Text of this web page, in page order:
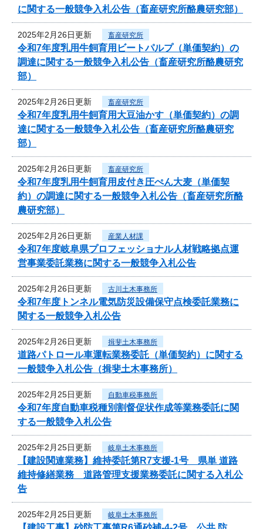
に関する一般競争入札公告（畜産研究所酪農研究部）
2025年2月26日更新 畜産研究所
令和7年度乳用牛飼育用ビートパルプ（単価契約）の
調達に関する一般競争入札公告（畜産研究所酪農研究
部）
2025年2月26日更新 畜産研究所
令和7年度乳用牛飼育用大豆油かす（単価契約）の調
達に関する一般競争入札公告（畜産研究所酪農研究
部）
2025年2月26日更新 畜産研究所
令和7年度乳用牛飼育用皮付き圧ぺん大麦（単価契
約）の調達に関する一般競争入札公告（畜産研究所酪
農研究部）
2025年2月26日更新 産業人材課
令和7年度岐阜県プロフェッショナル人材戦略拠点運
営事業委託業務に関する一般競争入札公告
2025年2月26日更新 古川土木事務所
令和7年度トンネル電気防災設備保守点検委託業務に
関する一般競争入札公告
2025年2月26日更新 揖斐土木事務所
道路パトロール車運転業務委託（単価契約）に関する
一般競争入札公告（揖斐土木事務所）
2025年2月25日更新 自動車税事務所
令和7年度自動車税種別割督促状作成等業務委託に関
する一般競争入札公告
2025年2月25日更新 岐阜土木事務所
【建設関連業務】維持委託第R7支援-1号 県単 道路
維持修繕業務 道路管理支援業務委託に関する入札公
告
2025年2月25日更新 岐阜土木事務所